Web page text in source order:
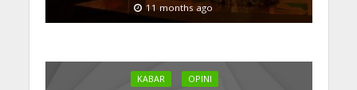
11 months ago
KABAR OPINI